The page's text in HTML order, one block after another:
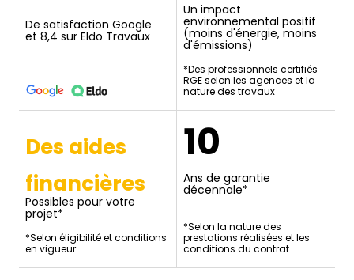
De satisfaction Google
et 8,4 sur Eldo Travaux
Un impact
environnemental positif
(moins d'énergie, moins
d'émissions)
*Des professionnels certifiés
RGE selon les agences et la
nature des travaux
Des aides
financières
Possibles pour votre
projet*
*Selon éligibilité et conditions
en vigueur.
10
Ans de garantie
décennale*
*Selon la nature des
prestations réalisées et les
conditions du contrat.